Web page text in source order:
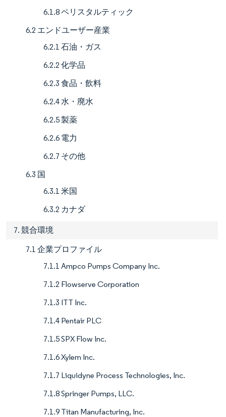
6.1.8 ペリスタルティック
6.2 エンドユーザー産業
6.2.1 石油・ガス
6.2.2 化学品
6.2.3 食品・飲料
6.2.4 水・廃水
6.2.5 製薬
6.2.6 電力
6.2.7 その他
6.3 国
6.3.1 米国
6.3.2 カナダ
7. 競合環境
7.1 企業プロファイル
7.1.1 Ampco Pumps Company Inc.
7.1.2 Flowserve Corporation
7.1.3 ITT Inc.
7.1.4 Pentair PLC
7.1.5 SPX Flow Inc.
7.1.6 Xylem Inc.
7.1.7 Liquidyne Process Technologies, Inc.
7.1.8 Springer Pumps, LLC.
7.1.9 Titan Manufacturing, Inc.